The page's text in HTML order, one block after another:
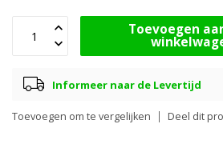
Toevoegen
Informeer naar de Levertijd
Toevoegen om te vergelijken Deel dit